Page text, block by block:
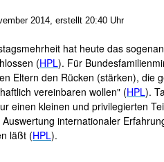
2014, erstellt 20:40 Uhr
hat heute das
(HPL). Für
Eltern den Rücken (stärken), die
vereinbaren wollen" (HPL).
einen kleinen und privilegierten
internationaler
läßt (HPL).